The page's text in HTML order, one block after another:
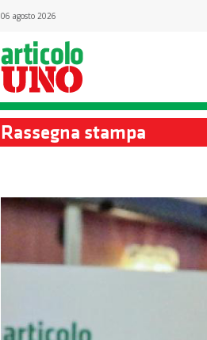
06 agosto 2026
Rassegna stampa